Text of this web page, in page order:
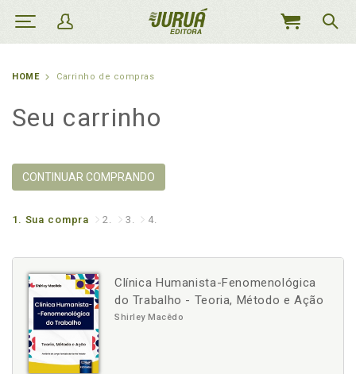
MEU
HOME Carrinho de compras
Seu carrinho
CONTINUAR COMPRANDO
1. Sua compra 2. 3. 4.
Clínica Humanista-Fenomenológica
do Trabalho - Teoria, Método e Ação
Shirley Macêdo